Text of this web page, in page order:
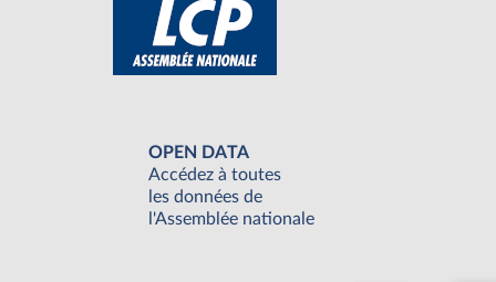
OPEN DATA
Accédez à toutes
les données de
l'Assemblée nationale